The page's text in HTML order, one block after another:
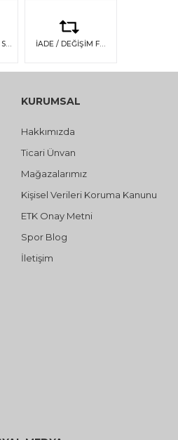
GÜVENLİ ALIŞVERİŞ SSL GÜVENLİĞİ İADE / DEĞİŞİM FIRSATI
KURUMSAL
Hakkımızda
Ticari Ünvan
Mağazalarımız
Kişisel Verileri Koruma Kanunu
ETK Onay Metni
Spor Blog
İletişim